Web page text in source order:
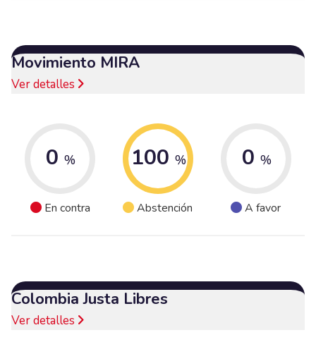
Movimiento MIRA
Ver detalles
0 %
En contra
100 %
Abstención
0 %
A favor
Colombia Justa Libres
Ver detalles